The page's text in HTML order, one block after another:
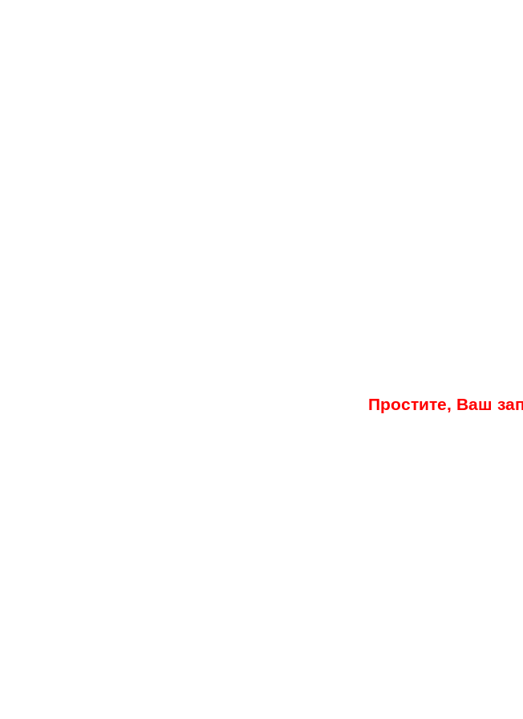
Простите, Ваш